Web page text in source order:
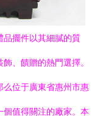
品擺件以其細膩的質
、饋贈的熱門選擇。
么位于廣東省惠州市惠
值得關注的廠家。本